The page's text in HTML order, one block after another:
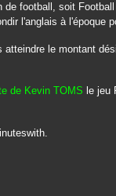
football, soit
l'anglais à l'époque
le montant
de Kevin TOMS le jeu